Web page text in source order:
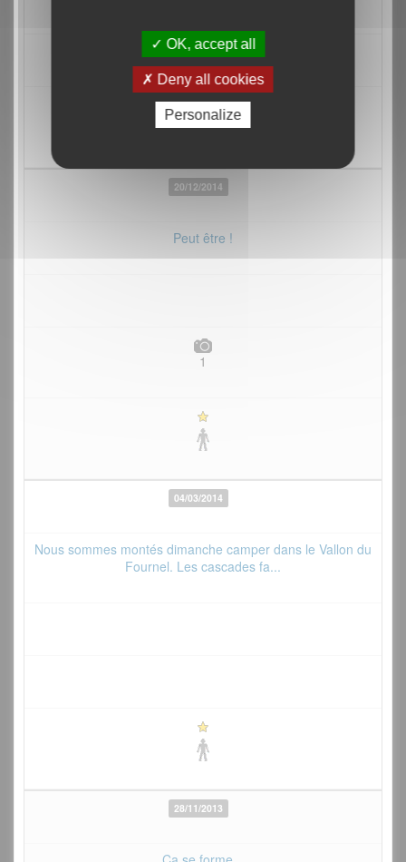
20/12/2014
Peut être !
1
04/03/2014
Nous sommes montés dimanche camper dans le Vallon du
Fournel. Les cascades fa...
28/11/2013
OK, accept all
Deny all cookies
Personalize